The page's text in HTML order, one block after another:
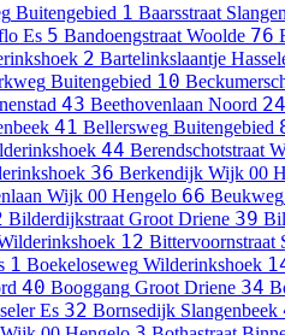
Buitengebied 1 Baarsstraat
Es 5 Bandoengstraat Woolde 76
2 Bartelinkslaantje
Buitengebied 10
43 Beethovenlaan Noord 24
41 Bellersweg Buitengebied
44 Berendschotstraat
36 Berkendijk Wijk 00
Wijk 00 Hengelo 66 Beukweg
Bilderdijkstraat Groot Driene 39
12 Bittervoornstraat
1 Boekeloseweg Wilderinkshoek
40 Booggang Groot Driene 34
Es 32 Bornsedijk Slangenbeek